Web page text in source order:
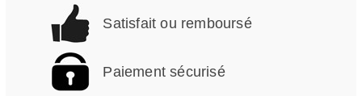
Satisfait ou remboursé
Paiement sécurisé